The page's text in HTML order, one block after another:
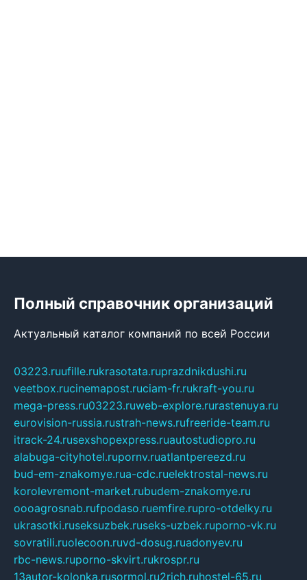
Полный справочник организаций
Актуальный каталог компаний по всей России
03223.ruufille.rukrasotata.ruprazdnikdushi.ru
veetbox.rucinemapost.ruciam-fr.rukraft-you.ru
mega-press.ru03223.ruweb-explore.rurastenuya.ru
eurovision-russia.rustrah-news.rufreeride-team.ru
itrack-24.rusexshopexpress.ruautostudiopro.ru
alabuga-cityhotel.rupornv.ruatlantpereezd.ru
bud-em-znakomye.rua-cdc.ruelektrostal-news.ru
korolevremont-market.rubudem-znakomye.ru
oooagrosnab.rufpodaso.ruemfire.rupro-otdelky.ru
ukrasotki.ruseksuzbek.ruseks-uzbek.ruporno-vk.ru
sovratili.ruolecoon.ruvd-dosug.ruadonyev.ru
rbc-news.ruporno-skvirt.rukrospr.ru
13autor-kolonka.rusormol.ru2rich.ruhostel-65.ru